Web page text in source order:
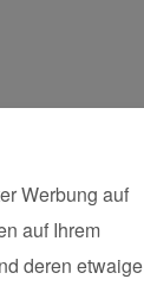
Werbung auf
auf Ihrem
deren etwaige